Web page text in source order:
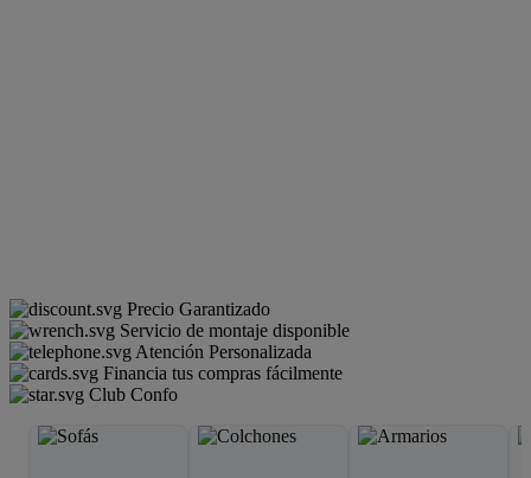
Precio Garantizado
Servicio de montaje disponible
Atención Personalizada
Financia tus compras fácilmente
Club Confo